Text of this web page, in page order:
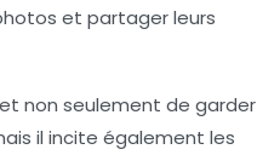
et partager leurs
non seulement de garder
il incite également les